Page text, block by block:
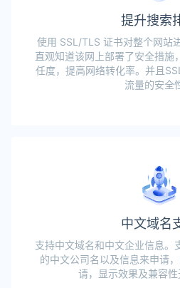
提升搜索
使用 SSL/TLS 证书对整个网站
直观知道该网上部署了安全措施
任度，提高网络转化率。并且
流量的安全
中文域名
支持中文域名和中文企业信息。
的中文公司名以及信息来申请
请，显示效果及兼容性